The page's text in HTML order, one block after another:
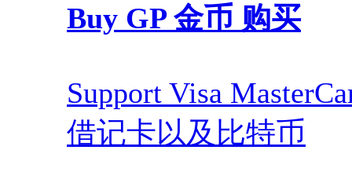
Buy GP 金币 购买
Support Visa
借记卡以及比特币